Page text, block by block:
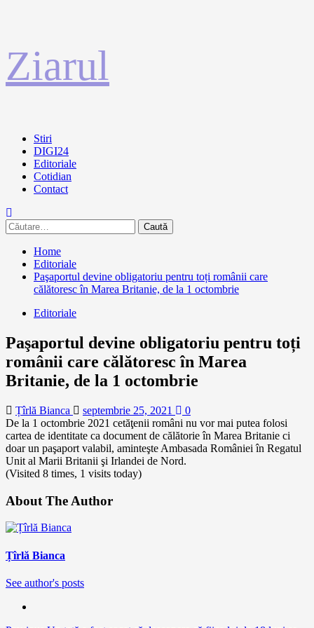
la
conținut
Ziarul
Primary
Menu
Stiri
DIGI24
Editoriale
Cotidian
Contact
Caută
după:
Home
Editoriale
Paşaportul devine obligatoriu pentru toți românii care
călătoresc în Marea Britanie, de la 1 octombrie
Editoriale
Paşaportul devine obligatoriu pentru toți
românii care călătoresc în Marea
Britanie, de la 1 octombrie
Țîrlă Bianca septembrie 25, 2021
0
De la 1 octombrie 2021 cetăţenii români nu vor mai putea folosi
cartea de identitate ca document de călătorie în Marea Britanie ci
doar un paşaport valabil, aminteşte Ambasada României în Regatul
Unit al Marii Britanii şi Irlandei de Nord.
(Visited 8 times, 1 visits today)
About The Author
Țîrlă Bianca
See author's posts